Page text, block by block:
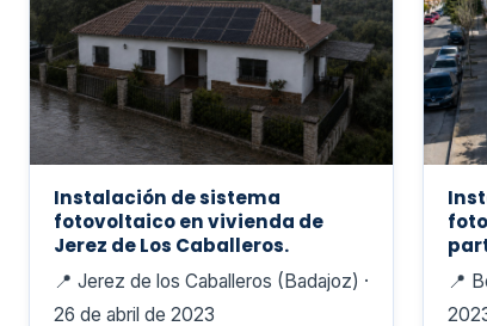
Instalación de sistema
fotovoltaico en vivienda de
Jerez de Los Caballeros.
📍 Jerez de los Caballeros (Badajoz) ·
26 de abril de 2023
📍